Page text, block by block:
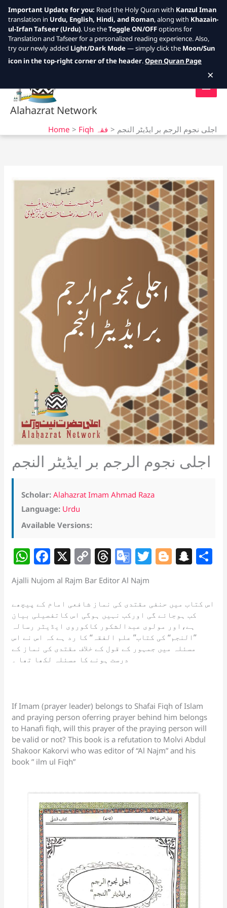
Skip
Alahazrat Network
Home Fiqh فقہ اجلی نجوم الرجم بر ایڈیٹر النجم
اجلی نجوم الرجم بر ایڈیٹر النجم
Scholar: Alahazrat Imam Ahmad Raza
Language: Urdu
Available Versions:
W
h
at
s
A
p
p
F
c
e
b
o
o
k
X C
o
p
y
Li
n
k
T
re
a
d
s
G
o
o
gl
e
Tr
a
at
e
T
er
Bl
g
er
S
p
c
h
at
Ajalli Nujom al Rajm Bar Editor Al Najm
اس کتاب میں حنفی مقتدی کی نماز شافعی امام کے پیچھے
کب ہوجائے گی اورکب نہیں ہوگی اس کاتفصیلی بیان
ہے،اور مولوی عبدالشکور کاکوروی ایڈیٹر رسالہ
’’النجم‘‘ کی کتاب’’ علم الفقہ‘‘ کا رد ہے کہ اس نے اس
مسئلہ میں جمہور کے قول کے خلاف مقتدی کی نماز کے
درست ہونے کا مسئلہ لکھا تھا ۔
If Imam (prayer leader) belongs to Shafai Fiqh of Islam
and praying person oferring prayer behind him belongs
to Hanafi fiqh, will this prayer of the praying person will
be valid or not? This book is a refutation to Molvi Abdul
Shakoor Kakorvi who was editor of “Al Najm” and his
book ” ilm ul Fiqh”
Important Update for you: Read the Holy Quran with Kanzul Iman
translation in Urdu, English, Hindi, and Roman, along with Khazain-
ul-Irfan Tafseer (Urdu). Use theToggle ON/OFFoptions for
Translation and Tafseer for a personalized reading experience. Also,
try our newly added Light/Dark Mode— simply click the Moon/Sun
icon in the top-right corner of the header.Open Quran Page
×